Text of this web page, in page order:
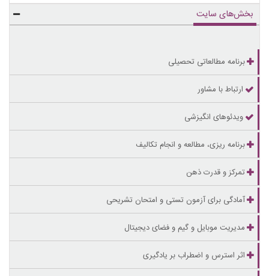
بخش‌های سایت
برنامه مطالعاتی تحصیلی
ارتباط با مشاور
ویدئوهای انگیزشی
برنامه ریزی، مطالعه و انجام تکالیف
تمرکز و قدرت ذهن
آمادگی برای آزمون تستی و امتحان تشریحی
مدیریت موبایل و گیم و فضای دیجیتال
اثر استرس و اضطراب بر یادگیری